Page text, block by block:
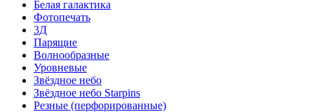
Белая галактика
Фотопечать
3Д
Парящие
Волнообразные
Уровневые
Звёздное небо
Звёздное небо Starpins
Резные (перфорированные)